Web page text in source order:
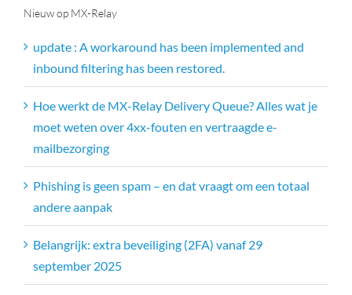
Nieuw op MX-Relay
update : A workaround has been implemented and
inbound filtering has been restored.
Hoe werkt de MX-Relay Delivery Queue? Alles wat je
moet weten over 4xx-fouten en vertraagde e-
mailbezorging
Phishing is geen spam – en dat vraagt om een totaal
andere aanpak
Belangrijk: extra beveiliging (2FA) vanaf 29
september 2025